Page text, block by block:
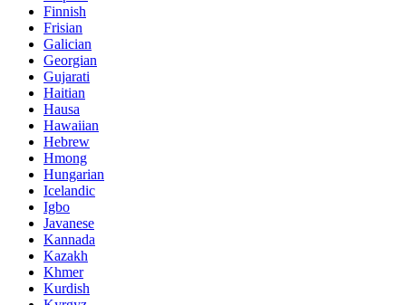
Finnish
Frisian
Galician
Georgian
Gujarati
Haitian
Hausa
Hawaiian
Hebrew
Hmong
Hungarian
Icelandic
Igbo
Javanese
Kannada
Kazakh
Khmer
Kurdish